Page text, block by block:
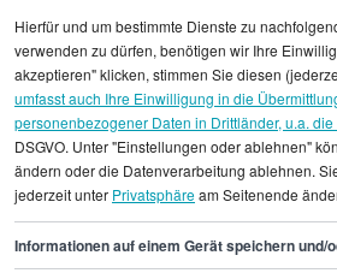
Durchschnittswerte und die
einzelnen Stellenangeboten
Gehaltsinformationen
Quereinsteiger/in für den IT-
Quereinsteiger/in für den IT- Bereich
Hierfür und um bestimmte Dienste zu
verwenden zu dürfen, benötigen wir Ihre
akzeptieren" klicken, stimmen Sie diesen
umfasst auch Ihre Einwilligung in die
personenbezogener Daten in Drittländer, u.a. die
DSGVO. Unter "Einstellungen oder ablehnen"
ändern oder die Datenverarbeitung ablehnen.
jederzeit unter Privatsphäream Seitenende
Informationen auf einem Gerät speichern und/